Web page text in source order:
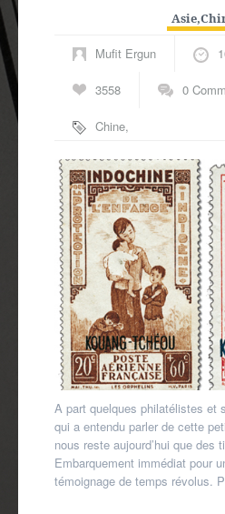
Asie,
Mufit Ergun
3558 0
Chine,
route du thé
A part quelques philatélistes et
qui a entendu parler de cette
nous reste aujourd’hui que des
Embarquement immédiat pour
témoignage de temps révolus.